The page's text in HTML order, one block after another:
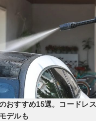
おすすめ15選。コードレ
デルも